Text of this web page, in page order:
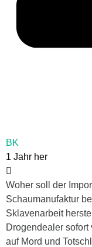
BK
1 Jahr her
Woher soll der
Schaumanufaktur
Sklavenarbeit
Drogendealer sofort
auf Mord und